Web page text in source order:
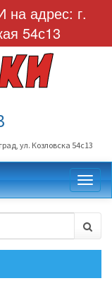
адрес: г.
54с13
ул. Козловска 54с13